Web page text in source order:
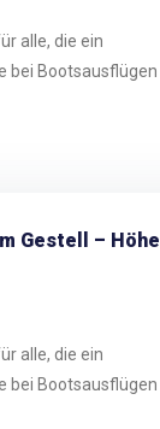
alle, die ein
bei Bootsausflügen
Gestell – Höhe
alle, die ein
bei Bootsausflügen